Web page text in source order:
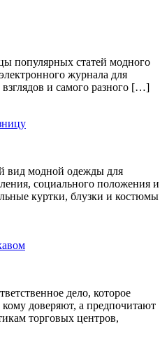
популярных статей модного
журнала для
и самого разного […]
вид модной одежды для
социального положения и
куртки, блузки и костюмы
дело, которое
доверяют, а предпочитают
торговых центров,